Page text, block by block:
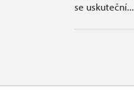
se uskuteční...